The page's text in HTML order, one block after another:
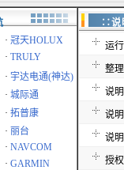
· 冠天HOLUX
· TRULY
· 宇达电通(神达)
· 城际通
· 拓普康
· 丽台
· NAVCOM
· GARMIN
∷
运
整
说
说
说
授